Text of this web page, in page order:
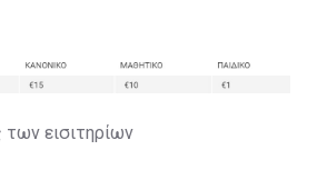
εισιτηρίων